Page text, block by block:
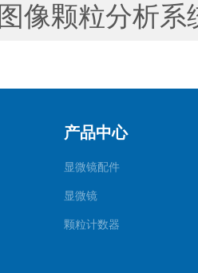
图像颗粒分析
产品中心
显微镜配件
显微镜
颗粒计数器